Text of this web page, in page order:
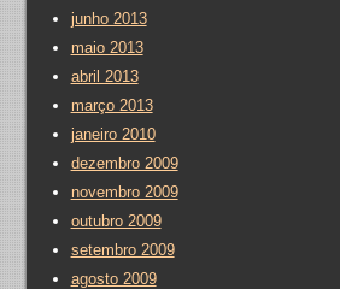
junho 2013
maio 2013
abril 2013
março 2013
janeiro 2010
dezembro 2009
novembro 2009
outubro 2009
setembro 2009
agosto 2009